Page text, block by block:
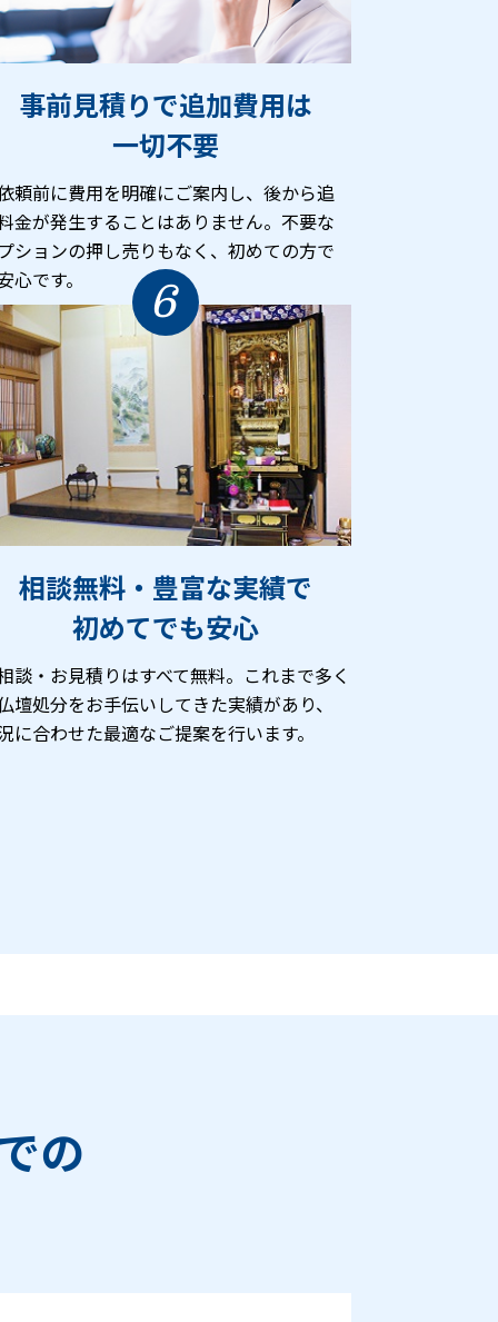
事前見積りで追加費用は
一切不要
頼前に費用を明確にご案内し、後から追
金が発生することはありません。不要な
ションの押し売りもなく、初めての方で
心です。
6
相談無料・豊富な実績で
初めてでも安心
談・お見積りはすべて無料。これまで多く
壇処分をお手伝いしてきた実績があり、
に合わせた最適なご提案を行います。
の